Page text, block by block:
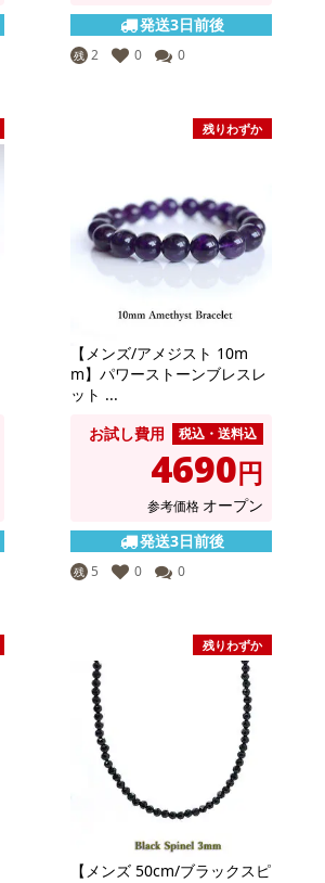
発送3日前後
残 2 0 0
残りわずか
【メンズ/アメジスト 10m
m】パワーストーンブレスレ
ット ...
お試し費用
税込・送料込
4690円
参考価格 オープン
発送3日前後
残 5 0 0
残りわずか
【メンズ 50cm/ブラックスピ